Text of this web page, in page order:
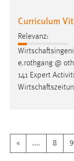
Curriculum
Relevanz:
e.rothgang @
141 Expert
« .... 8 9